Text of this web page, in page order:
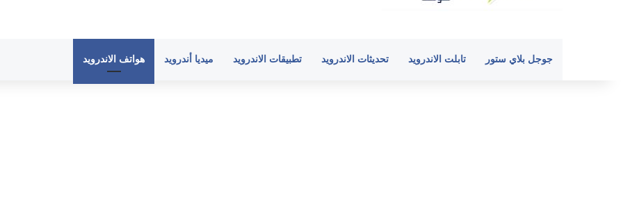
جوجل بلاي ستور تابلت الاندرويد تحديثات الاندرويد تطبيقات الاندرويد ميديا أندرويد هواتف الاندرويد